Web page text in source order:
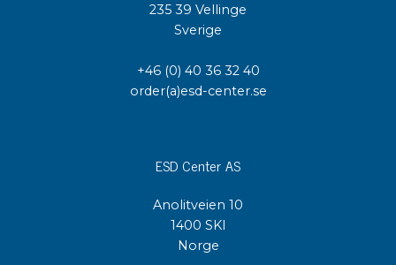
235 39 Vellinge
Sverige
+46 (0) 40 36 32 40
order(a)esd-center.se
ESD Center AS
Anolitveien 10
1400 SKI
Norge